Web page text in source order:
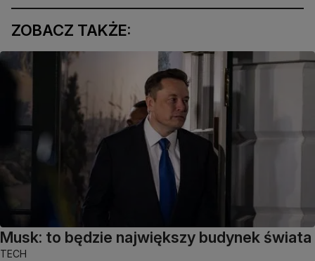
ZOBACZ TAKŻE:
Musk: to będzie największy budynek świata
TECH